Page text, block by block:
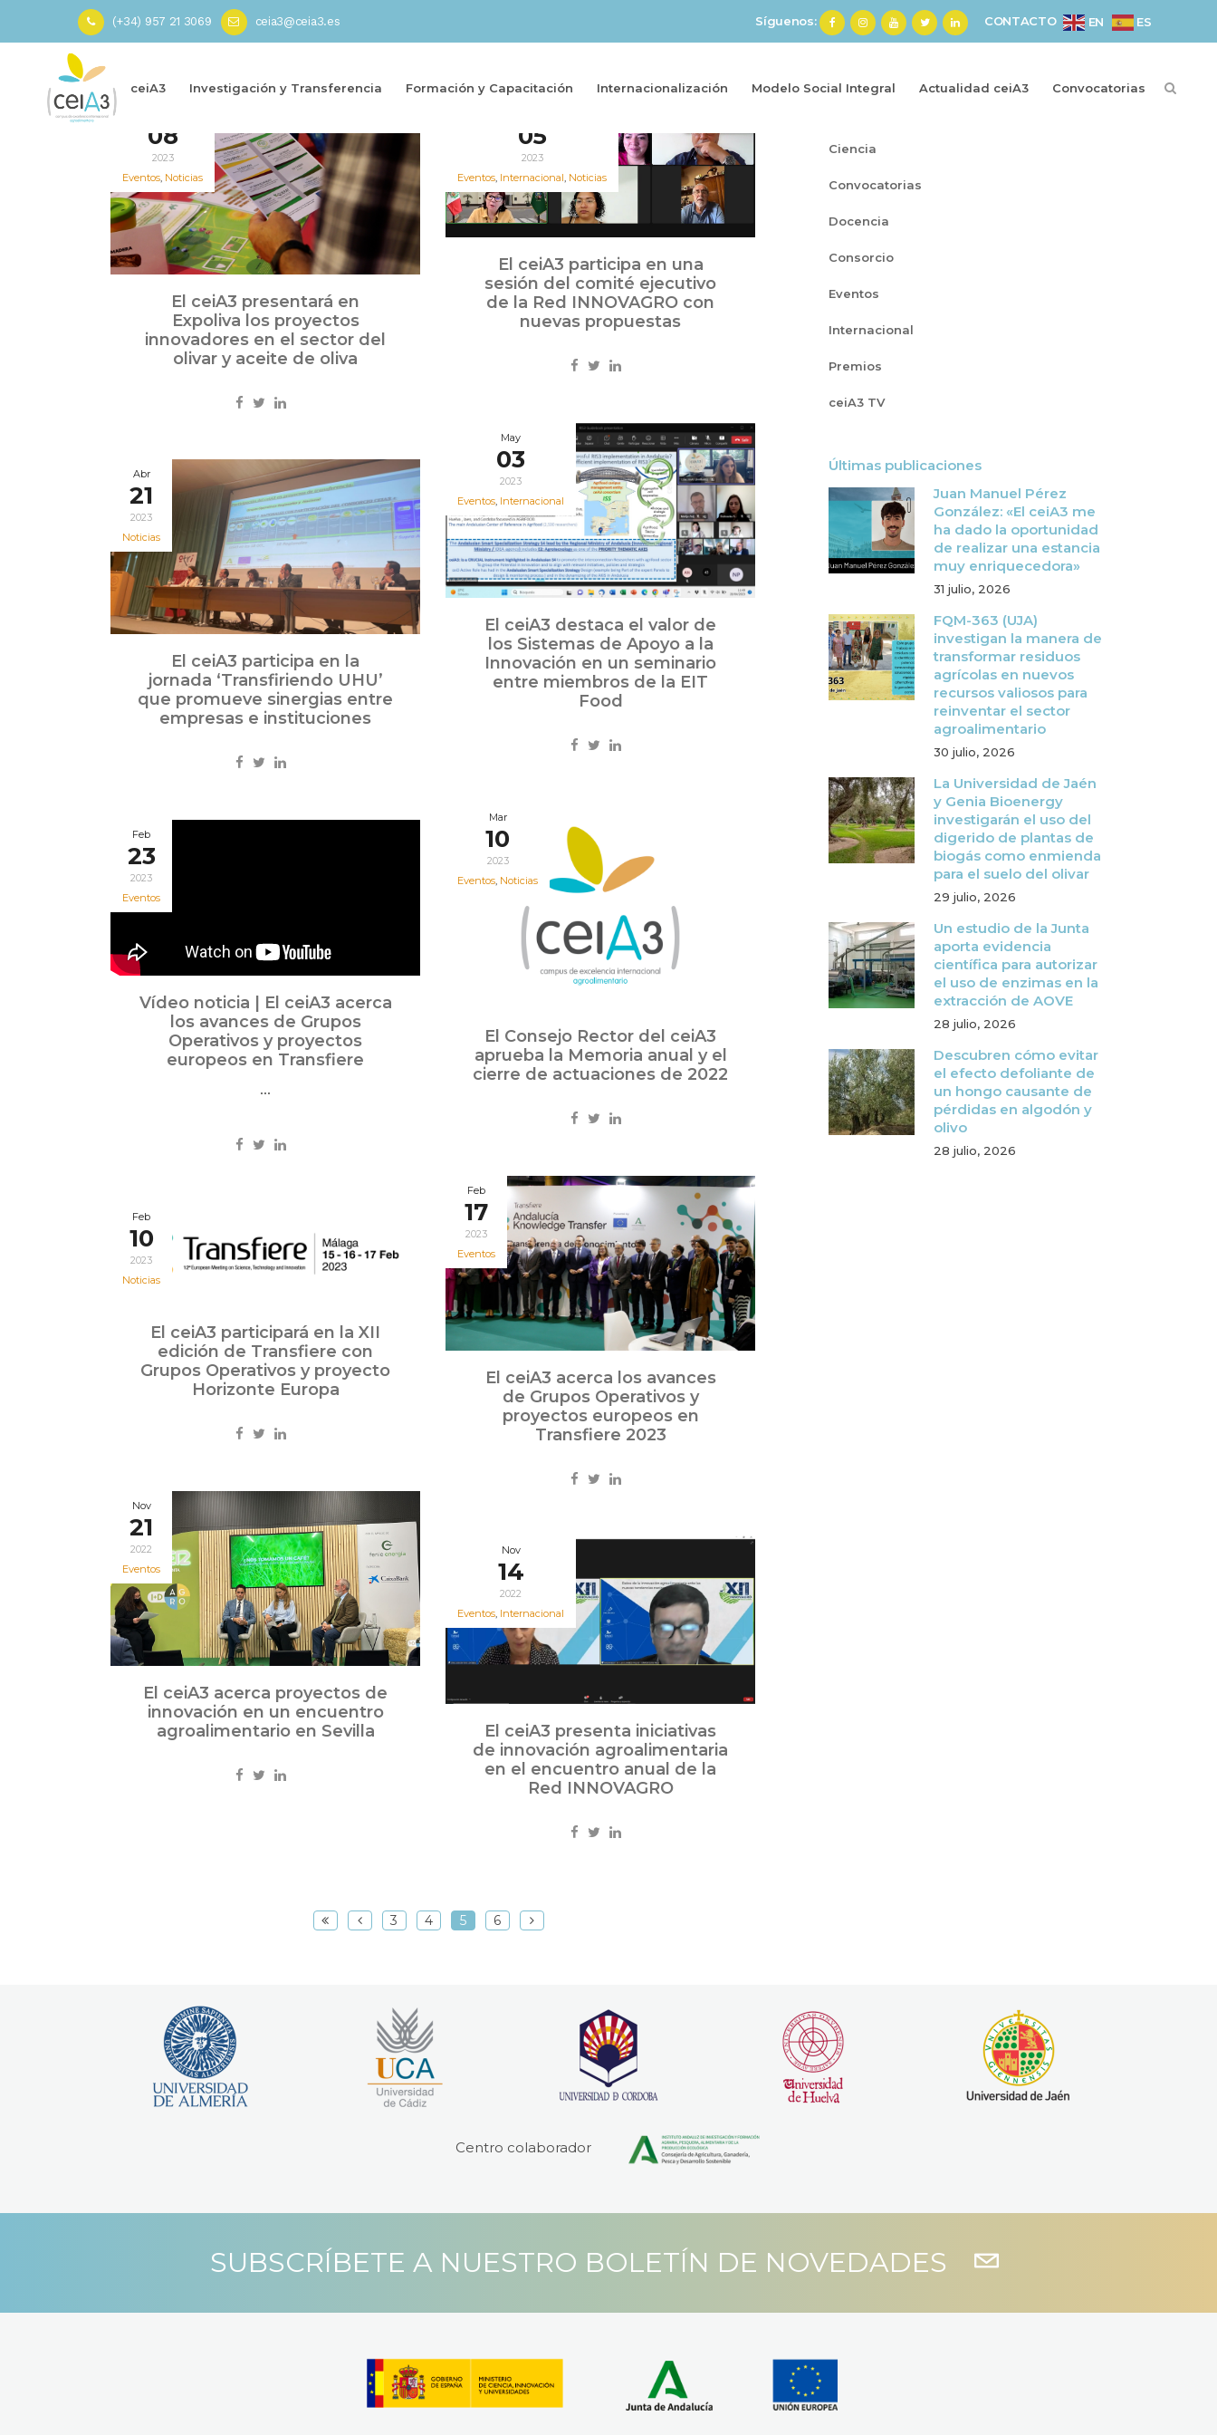
(+34) 957 21 3069 ceia3@ceia3.es Síguenos: CONTACTO EN ES
ceiA3 Investigación y Transferencia Formación y Capacitación Internacionalización Modelo Social Integral Actualidad ceiA3 Convocatorias
Inicio»Grupo Operativo TIC4BIO »Página 5
08
2023
Eventos, Noticias
El ceiA3 presentará en
Expoliva los proyectos
innovadores en el sector del
olivar y aceite de oliva
05
2023
Eventos, Internacional, Noticias
El ceiA3 participa en una
sesión del comité ejecutivo
de la Red INNOVAGRO con
nuevas propuestas
May
03
2023
Eventos, Internacional
El ceiA3 destaca el valor de
los Sistemas de Apoyo a la
Innovación en un seminario
entre miembros de la EIT
Food
Abr
21
2023
Noticias
El ceiA3 participa en la
jornada ‘Transfiriendo UHU’
que promueve sinergias entre
empresas e instituciones
Mar
10
2023
Eventos, Noticias
El Consejo Rector del ceiA3
aprueba la Memoria anual y el
cierre de actuaciones de 2022
Feb
23
2023
Eventos
Vídeo noticia | El ceiA3 acerca
los avances de Grupos
Operativos y proyectos
europeos en Transfiere
...
Feb
17
2023
Eventos
El ceiA3 acerca los avances
de Grupos Operativos y
proyectos europeos en
Transfiere 2023
Feb
10
2023
Noticias
El ceiA3 participará en la XII
edición de Transfiere con
Grupos Operativos y proyecto
Horizonte Europa
Nov
21
2022
Eventos
El ceiA3 acerca proyectos de
innovación en un encuentro
agroalimentario en Sevilla
Nov
14
2022
Eventos, Internacional
El ceiA3 presenta iniciativas
de innovación agroalimentaria
en el encuentro anual de la
Red INNOVAGRO
3 4 5 6
Ciencia
Convocatorias
Docencia
Consorcio
Eventos
Internacional
Premios
ceiA3 TV
Últimas publicaciones
Juan Manuel Pérez
González: «El ceiA3 me
ha dado la oportunidad
de realizar una estancia
muy enriquecedora»
31 julio, 2026
FQM-363 (UJA)
investigan la manera de
transformar residuos
agrícolas en nuevos
recursos valiosos para
reinventar el sector
agroalimentario
30 julio, 2026
La Universidad de Jaén
y Genia Bioenergy
investigarán el uso del
digerido de plantas de
biogás como enmienda
para el suelo del olivar
29 julio, 2026
Un estudio de la Junta
aporta evidencia
científica para autorizar
el uso de enzimas en la
extracción de AOVE
28 julio, 2026
Descubren cómo evitar
el efecto defoliante de
un hongo causante de
pérdidas en algodón y
olivo
28 julio, 2026
Centro colaborador
SUBSCRÍBETE A NUESTRO BOLETÍN DE NOVEDADES